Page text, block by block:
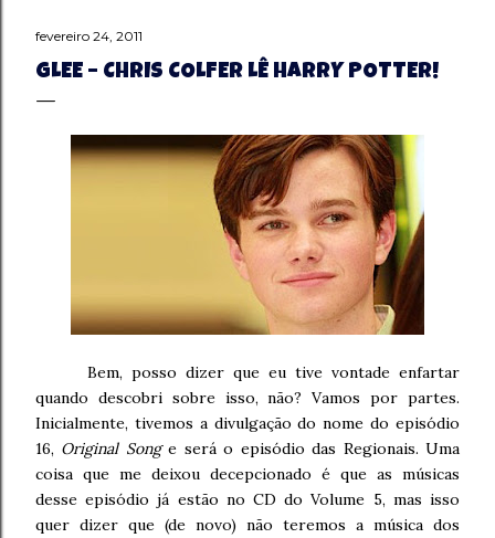
fevereiro 24, 2011
GLEE – CHRIS COLFER LÊ HARRY POTTER!
Bem, posso dizer que eu tive vontade enfartar
quando descobri sobre isso, não? Vamos por partes.
Inicialmente, tivemos a divulgação do nome do episódio
16, Original Songe será o episódio das Regionais. Uma
coisa que me deixou decepcionado é que as músicas
desse episódio já estão no CD do Volume 5, mas isso
quer dizer que (de novo) não teremos a música dos